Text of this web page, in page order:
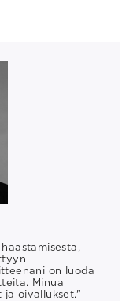
on luoda
Minua
ja oivallukset."